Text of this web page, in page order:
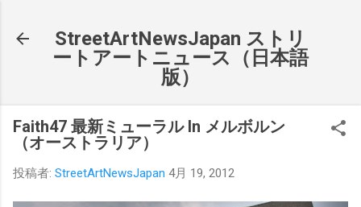
StreetArtNewsJapan ストリ
ートアートニュース（日本語
版）
Faith47 最新ミューラル In メルボルン
（オーストラリア）
投稿者: StreetArtNewsJapan 4月 19, 2012